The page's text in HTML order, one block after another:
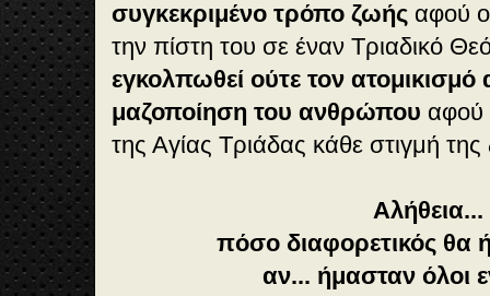
συγκεκριμένο τρόπο ζωής αφού
την πίστη του σε έναν Τριαδικό
εγκολπωθεί ούτε τον ατομικισμό
μαζοποίηση του ανθρώπου αφού
της Αγίας Τριάδας κάθε στιγμή
Αλήθεια...
πόσο διαφορετικός θα
αν... ήμασταν όλοι